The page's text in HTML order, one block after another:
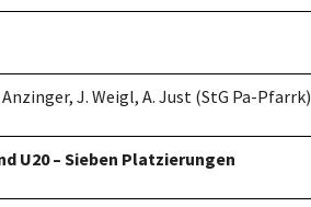
Anzinger, J. Weigl, A. Just (StG Pa-Pfarrk)
U20 – Sieben Platzierungen